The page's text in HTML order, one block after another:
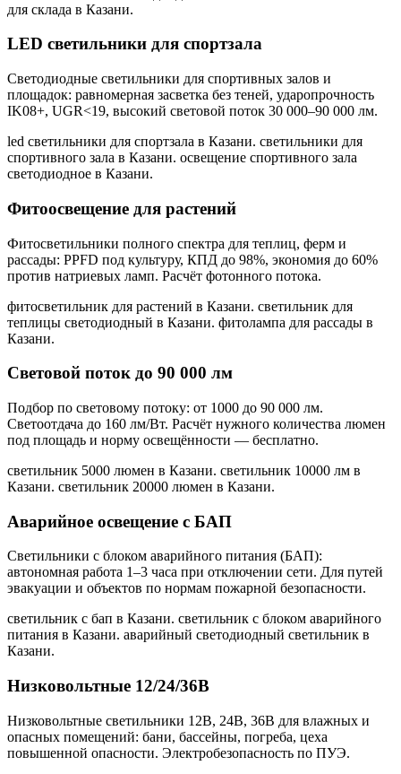
для склада в Казани.
LED светильники для спортзала
Светодиодные светильники для спортивных залов и
площадок: равномерная засветка без теней, ударопрочность
IK08+, UGR<19, высокий световой поток 30 000–90 000 лм.
led светильники для спортзала в Казани. светильники для
спортивного зала в Казани. освещение спортивного зала
светодиодное в Казани.
Фитоосвещение для растений
Фитосветильники полного спектра для теплиц, ферм и
рассады: PPFD под культуру, КПД до 98%, экономия до 60%
против натриевых ламп. Расчёт фотонного потока.
фитосветильник для растений в Казани. светильник для
теплицы светодиодный в Казани. фитолампа для рассады в
Казани.
Световой поток до 90 000 лм
Подбор по световому потоку: от 1000 до 90 000 лм.
Светоотдача до 160 лм/Вт. Расчёт нужного количества люмен
под площадь и норму освещённости — бесплатно.
светильник 5000 люмен в Казани. светильник 10000 лм в
Казани. светильник 20000 люмен в Казани.
Аварийное освещение с БАП
Светильники с блоком аварийного питания (БАП):
автономная работа 1–3 часа при отключении сети. Для путей
эвакуации и объектов по нормам пожарной безопасности.
светильник с бап в Казани. светильник с блоком аварийного
питания в Казани. аварийный светодиодный светильник в
Казани.
Низковольтные 12/24/36В
Низковольтные светильники 12В, 24В, 36В для влажных и
опасных помещений: бани, бассейны, погреба, цеха
повышенной опасности. Электробезопасность по ПУЭ.